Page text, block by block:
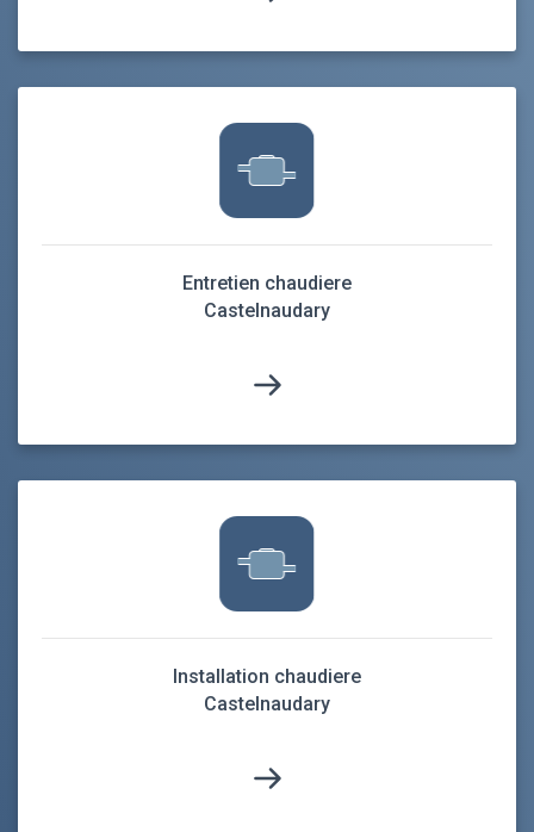
Entretien chaudiere
Castelnaudary
Installation chaudiere
Castelnaudary